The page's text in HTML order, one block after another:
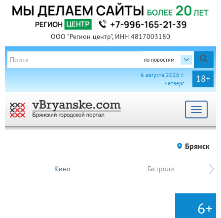
ООО "Регион центр", ИНН 4817003180
по новостям
18+
6 августа 2026 г.
четверг
Toggle
Брянск
Кино Гастроли
6+